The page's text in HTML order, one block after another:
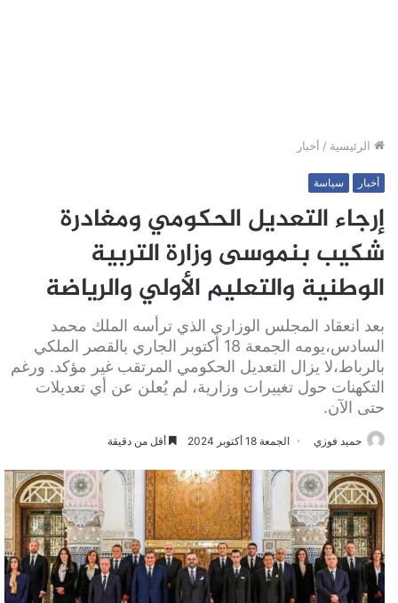
الرئيسية / أخبار
أخبار سياسة
إرجاء التعديل الحكومي ومغادرة
شكيب بنموسى وزارة التربية
الوطنية والتعليم الأولي والرياضة
بعد انعقاد المجلس الوزاري الذي ترأسه الملك محمد
السادس،يومه الجمعة 18 أكتوبر الجاري بالقصر الملكي
بالرباط،لا يزال التعديل الحكومي المرتقب غير مؤكد. ورغم
التكهنات حول تغييرات وزارية، لم يُعلن عن أي تعديلات
حتى الآن.
حميد فوزي الجمعة 18 أكتوبر 2024 أقل من دقيقة